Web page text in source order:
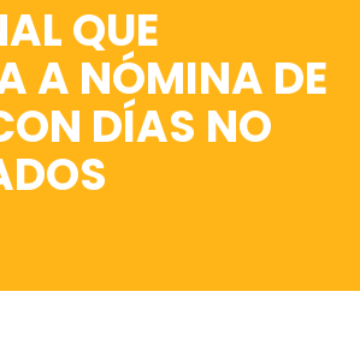
QUE
A NÓMINA DE
DÍAS NO